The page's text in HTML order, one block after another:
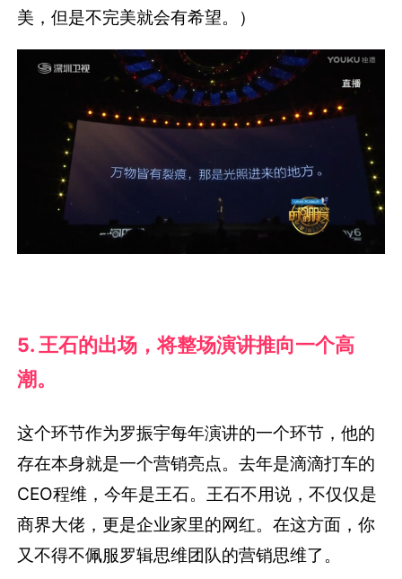
美，但是不完美就会有希望。）
5. 王石的出场，将整场演讲推向一个高
潮。
这个环节作为罗振宇每年演讲的一个环节，他的
存在本身就是一个营销亮点。去年是滴滴打车的
CEO程维，今年是王石。王石不用说，不仅仅是
商界大佬，更是企业家里的网红。在这方面，你
又不得不佩服罗辑思维团队的营销思维了。